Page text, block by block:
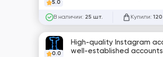
5.0
В наличии: 25 шт. Купили:
0.0
High-quality Instagram
well-established